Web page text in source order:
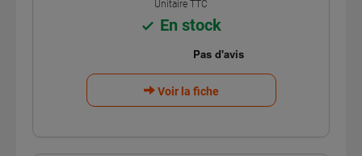
Unitaire TTC
En stock
Voir la fiche